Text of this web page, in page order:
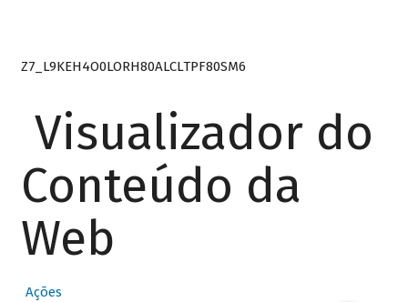
Z7_L9KEH4O0LORH80ALCLTPF80SM6
Visualizador do
Conteúdo da
Web
Ações